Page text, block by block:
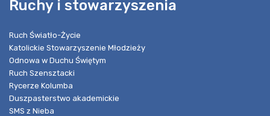
Ruchy i stowarzyszenia
Ruch Światło-Życie
Katolickie Stowarzyszenie Młodzieży
Odnowa w Duchu Świętym
Ruch Szensztacki
Rycerze Kolumba
Duszpasterstwo akademickie
SMS z Nieba